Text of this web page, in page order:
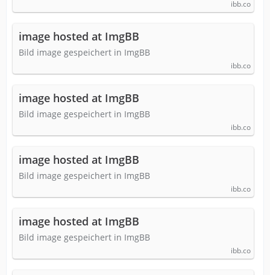
ibb.co
image hosted at ImgBB
Bild image gespeichert in ImgBB
ibb.co
image hosted at ImgBB
Bild image gespeichert in ImgBB
ibb.co
image hosted at ImgBB
Bild image gespeichert in ImgBB
ibb.co
image hosted at ImgBB
Bild image gespeichert in ImgBB
ibb.co